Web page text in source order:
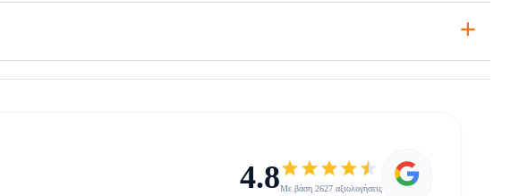
+
4.8Με βάση 2627 αξιολογήσεις